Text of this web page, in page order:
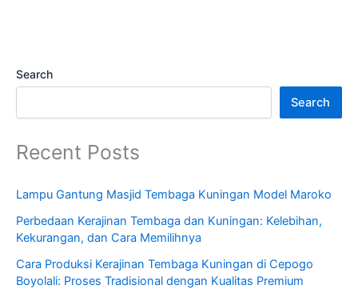
Search
Search
Recent Posts
Lampu Gantung Masjid Tembaga Kuningan Model Maroko
Perbedaan Kerajinan Tembaga dan Kuningan: Kelebihan,
Kekurangan, dan Cara Memilihnya
Cara Produksi Kerajinan Tembaga Kuningan di Cepogo
Boyolali: Proses Tradisional dengan Kualitas Premium